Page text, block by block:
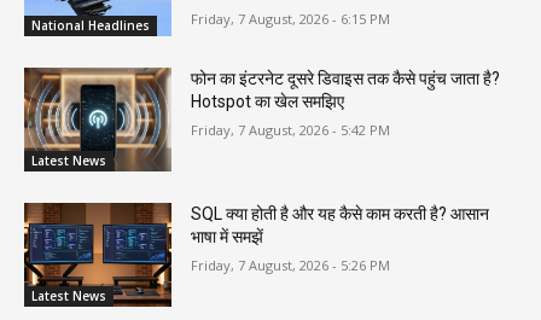
National Headlines Friday, 7 August, 2026 - 6:15 PM
Latest News
फोन का इंटरनेट दूसरे डिवाइस तक कैसे पहुंच जाता है?
Hotspot का खेल समझिए
Friday, 7 August, 2026 - 5:42 PM
Latest News
SQL क्या होती है और यह कैसे काम करती है? आसान
भाषा में समझें
Friday, 7 August, 2026 - 5:26 PM